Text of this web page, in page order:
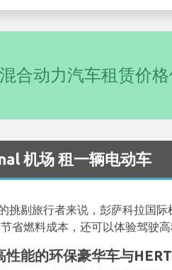
合动力汽车租赁价格
机场 租一辆电动车
挑剔旅行者来说，彭萨科拉国
省燃料成本，还可以体验驾驶
能的环保豪华车与